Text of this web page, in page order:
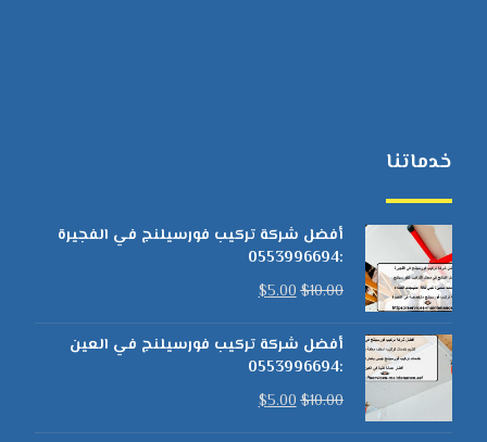
خدماتنا
أفضل شركة تركيب فورسيلنج في الفجيرة
:0553996694
$10.00
$5.00
أفضل شركة تركيب فورسيلنج في العين
:0553996694
$10.00
$5.00